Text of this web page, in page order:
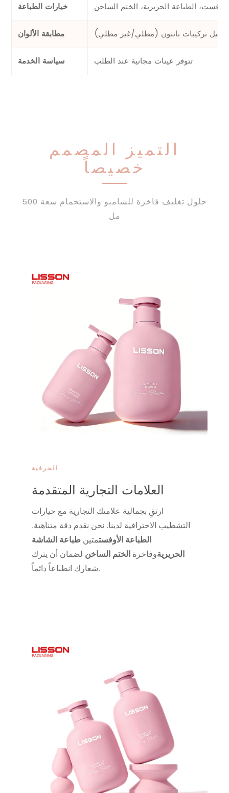
خيارات الطباعة الطباعة الحريرية، الختم الساخن
مطابقة الألوان دليل تركيبات بانتون (مطلي/غير مطلي)
سياسة الخدمة تتوفر عينات مجانية عند الطلب
التميز المصمم
خصيصاً
حلول تغليف فاخرة للشامبو والاستحمام سعة 500
مل
الحرفية
العلامات التجارية المتقدمة
ارتقِ بجمالية علامتك التجارية مع خيارات
التشطيب الاحترافية لدينا. نحن نقدم دقة متناهية.
الطباعة الأوفستمتين طباعة الشاشة
الحريريةوفاخرة الختم الساخن لضمان أن يترك
شعارك انطباعاً دائماً.